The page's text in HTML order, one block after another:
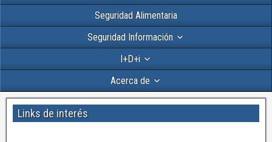
Seguridad Alimentaria
Seguridad Información
I+D+i
Acerca de
Links de interés